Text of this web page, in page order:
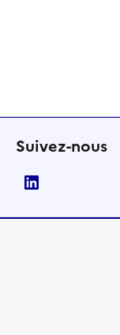
Suivez-nous